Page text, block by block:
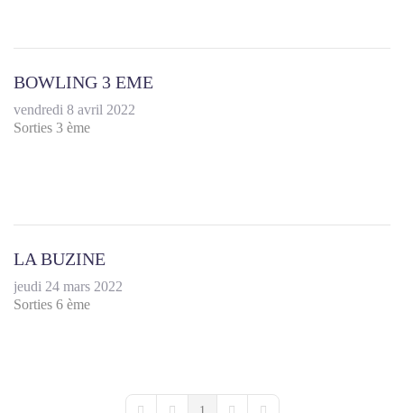
BOWLING 3 EME
vendredi 8 avril 2022
Sorties 3 ème
LA BUZINE
jeudi 24 mars 2022
Sorties 6 ème